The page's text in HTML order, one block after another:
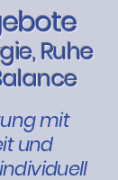
Ruhe
mit
und